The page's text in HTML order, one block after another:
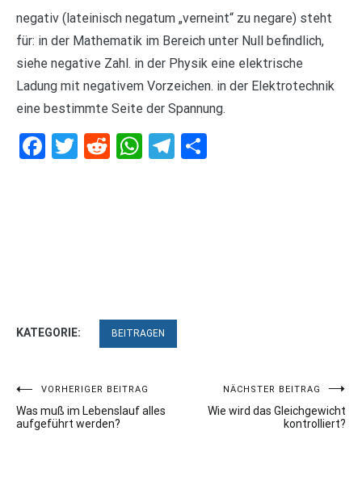
negativ (lateinisch negatum „verneint“ zu negare) steht
für: in der Mathematik im Bereich unter Null befindlich,
siehe negative Zahl. in der Physik eine elektrische
Ladung mit negativem Vorzeichen. in der Elektrotechnik
eine bestimmte Seite der Spannung.
Facebook
Twitter
RedditWhatsApp
Telegram
KATEGORIE: BEITRAGEN
Beitragsnavigation
VORHERIGER BEITRAG
Was muß im Lebenslauf alles
aufgeführt werden?
NÄCHSTER BEITRAG
Wie wird das Gleichgewicht
kontrolliert?